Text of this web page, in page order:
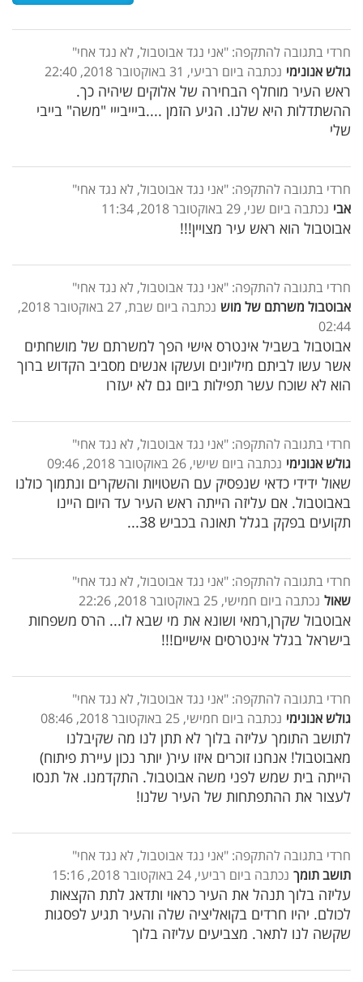
חרדי בתגובה להתקפה: "אני נגד אבוטבול, לא נגד אחי"
גולש אנונימי נכתבה ביום רביעי, 31 באוקטובר 2018, 22:40
ראש העיר מוחלף הבחירה של אלוקים שיהיה כך.
ההשתדלות היא שלנו. הגיע הזמן ....ביייבייי "משה" בייבי
שלי
חרדי בתגובה להתקפה: "אני נגד אבוטבול, לא נגד אחי"
אבי נכתבה ביום שני, 29 באוקטובר 2018, 11:34
אבוטבול הוא ראש עיר מצויין!!!
חרדי בתגובה להתקפה: "אני נגד אבוטבול, לא נגד אחי"
אבוטבול משרתם של מוש
נכתבה ביום שבת, 27 באוקטובר 2018,
02:44
אבוטבול בשביל אינטרס אישי הפך למשרתם של מושחתים
אשר עשו לביתם מיליונים ועשקו אנשים מסביב הקדוש ברוך
הוא לא שוכח עשר תפילות ביום גם לא יעזרו
חרדי בתגובה להתקפה: "אני נגד אבוטבול, לא נגד אחי"
גולש אנונימי נכתבה ביום שישי, 26 באוקטובר 2018, 09:46
שאול ידידי כדאי שנפסיק עם השטויות והשקרים ונתמוך כולנו
באבוטבול. אם עליזה הייתה ראש העיר עד היום היינו
תקועים בפקק בגלל תאונה בכביש 38...
חרדי בתגובה להתקפה: "אני נגד אבוטבול, לא נגד אחי"
שאול נכתבה ביום חמישי, 25 באוקטובר 2018, 22:26
אבוטבול שקרן,רמאי ושונא את מי שבא לו... הרס משפחות
בישראל בגלל אינטרסים אישיים!!!
חרדי בתגובה להתקפה: "אני נגד אבוטבול, לא נגד אחי"
גולש אנונימי נכתבה ביום חמישי, 25 באוקטובר 2018, 08:46
לתושב התומך עליזה בלוך לא תתן לנו מה שקיבלנו
מאבוטבול! אנחנו זוכרים איזו עיר( יותר נכון עיירת פיתוח)
הייתה בית שמש לפני משה אבוטבול. התקדמנו. אל תנסו
לעצור את ההתפתחות של העיר שלנו!
חרדי בתגובה להתקפה: "אני נגד אבוטבול, לא נגד אחי"
תושב תומך נכתבה ביום רביעי, 24 באוקטובר 2018, 15:16
עליזה בלוך תנהל את העיר כראוי ותדאג לתת הקצאות
לכולם. יהיו חרדים בקואליציה שלה והעיר תגיע לפסגות
שקשה לנו לתאר. מצביעים עליזה בלוך